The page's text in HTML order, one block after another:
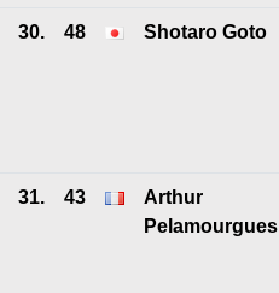
30. 48 Shotaro Goto
31. 43
Arthur
Pelamourgues